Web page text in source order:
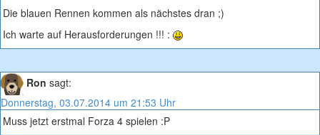
Die blauen Rennen kommen als nächstes dran ;)
Ich warte auf Herausforderungen !!! :
Ron sagt:
Donnerstag, 03.07.2014 um 21:53 Uhr
Muss jetzt erstmal Forza 4 spielen :P